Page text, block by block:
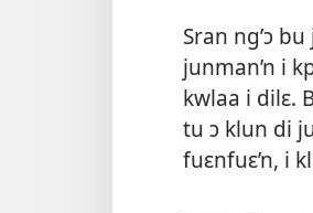
Sran ng’ɔ
junman’n i
kwlaa i dilɛ.
tu ɔ klun di
fuɛnfuɛ’n, i